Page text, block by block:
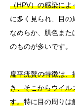
（HPV）の感染によ
に多く見られ、目
なめらか、肌色また
のものが多いです。
扁平疣贅の特徴は、
き、そこからウイル
す。特に目の周りは